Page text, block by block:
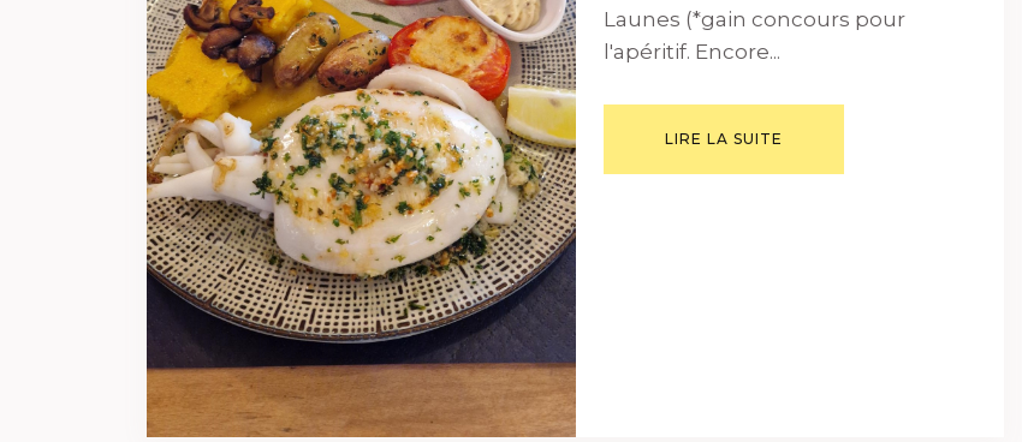
Launes (*gain concours pour
l'apéritif. Encore...
LIRE LA SUITE